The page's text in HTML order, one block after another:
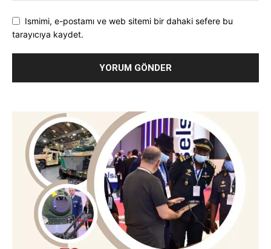
Ismimi, e-postamı ve web sitemi bir dahaki sefere bu
tarayıcıya kaydet.